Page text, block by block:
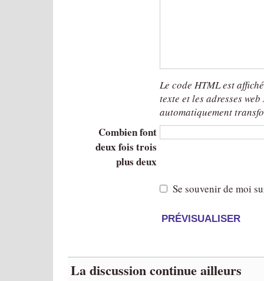
Le code HTML est
texte et les adresses web
automatiquement
Combien font
deux fois trois
plus deux
Se souvenir de moi
La discussion continue ailleurs